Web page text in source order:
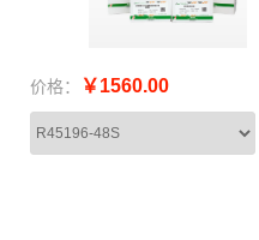
价格： ￥1560.00